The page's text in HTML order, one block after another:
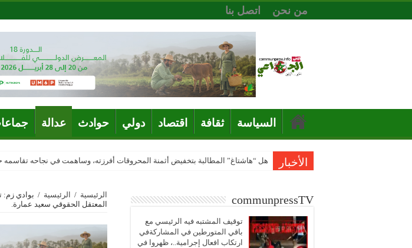
من نحن اتصل بنا
السياسة ثقافة اقتصاد دولي حوادث عدالة
الأخبار هل “هاشتاغ” المطالبة بتخفيض أثمنة المحروقات أفرزته، وساهمت في نجاحه
الرئيسية / الرئيسية / بوادي زم:
المعتقل الحقوقي سعيد عمارة.
communpressTV
توقيف المشتبه فيه الرئيسي مع
باقي المتورطين في المشاركةفي
ارتكاب افعال إجرامية..، ظهروا في